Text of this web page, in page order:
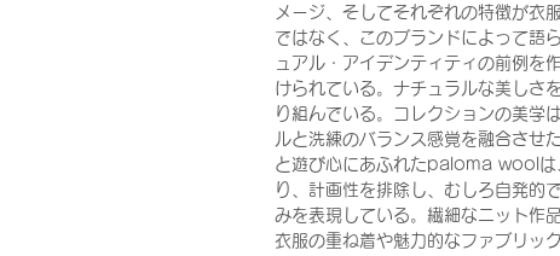
メージ、そしてそれぞれの特徴が衣
ではなく、このブランドによって語
ュアル・アイデンティティの前例を
けられている。ナチュラルな美しさ
り組んでいる。コレクションの美学
ルと洗練のバランス感覚を融合させ
と遊び心にあふれたpaloma woolは
り、計画性を排除し、むしろ自発的
みを表現している。繊細なニット作
衣服の重ね着や魅力的なファブリッ